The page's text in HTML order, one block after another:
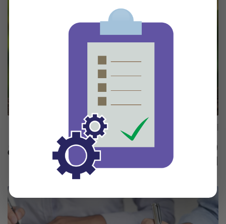
قرار رقم (333) حكم اعتبار المشاريع
الزراعية لصالح ...